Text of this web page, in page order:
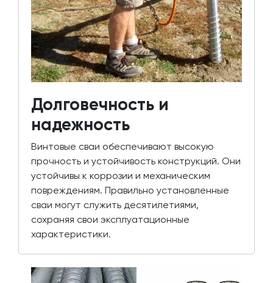
Долговечность и
надежность
Винтовые сваи обеспечивают высокую
прочность и устойчивость конструкций. Они
устойчивы к коррозии и механическим
повреждениям. Правильно установленные
сваи могут служить десятилетиями,
сохраняя свои эксплуатационные
характеристики.